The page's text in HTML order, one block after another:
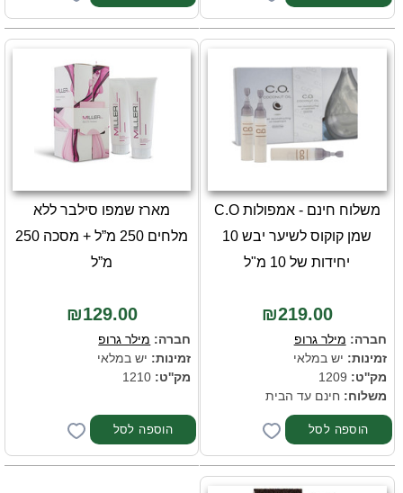
משלוח חינם - אמפולות C.O
שמן קוקוס לשיער יבש 10
יחידות של 10 מ"ל
₪219.00
חברה: מילר גרופ
זמינות: יש במלאי
מק''ט:
משלוח: חינם עד הבית
מארז שמפו סילבר ללא
מלחים 250 מ”ל + מסכה 250
מ”ל
₪129.00
חברה: מילר גרופ
זמינות: יש במלאי
מק''ט: